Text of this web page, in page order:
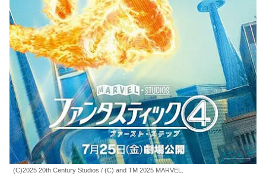
(C)2025 20th Century Studios / (C) and TM 2025 MARVEL.